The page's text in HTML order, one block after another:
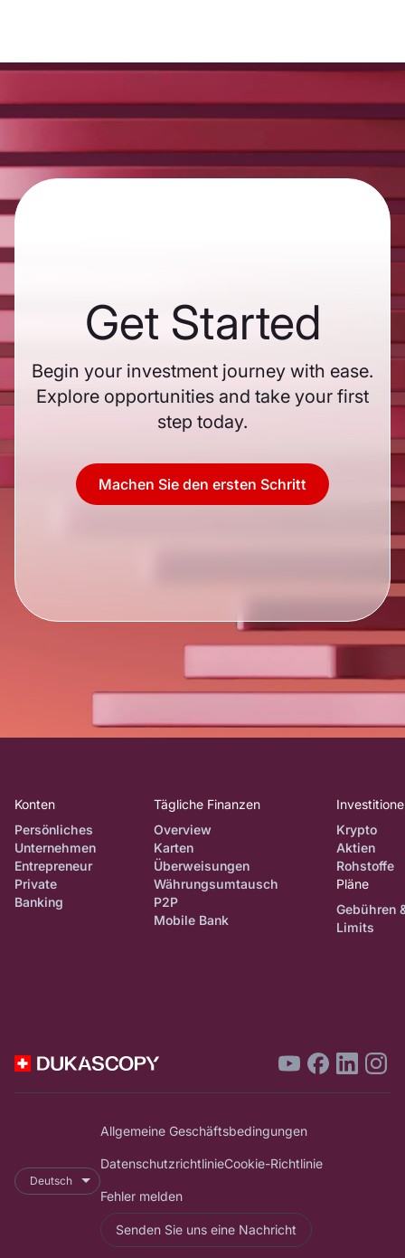
Get Started
Begin your investment journey with ease.
Explore opportunities and take your first
step today.
Machen Sie den ersten Schritt
Konten
Persönliches
Unternehmen
Entrepreneur
Private
Banking
Tägliche Finanzen
Overview
Karten
Überweisungen
Währungsumtausch
P2P
Mobile Bank
Krypto
Aktien
Rohstoffe
Pläne
Gebühren
Limits
Deutsch
Allgemeine Geschäftsbedingungen
DatenschutzrichtlinieCookie-Richtlinie
Fehler melden
Senden Sie uns eine Nachricht